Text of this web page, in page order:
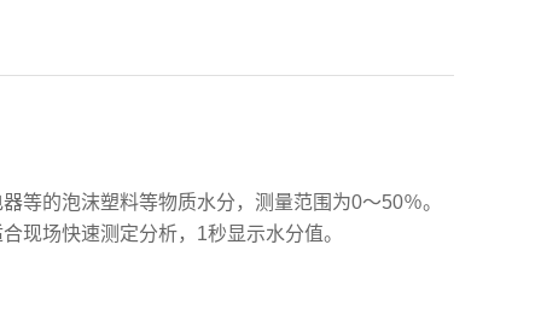
等的泡沫塑料等物质水分，测量范围为0～50％。
现场快速测定分析，1秒显示水分值。